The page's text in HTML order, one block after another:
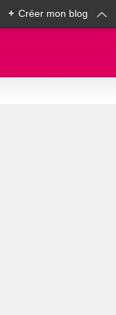
+ Créer mon blog